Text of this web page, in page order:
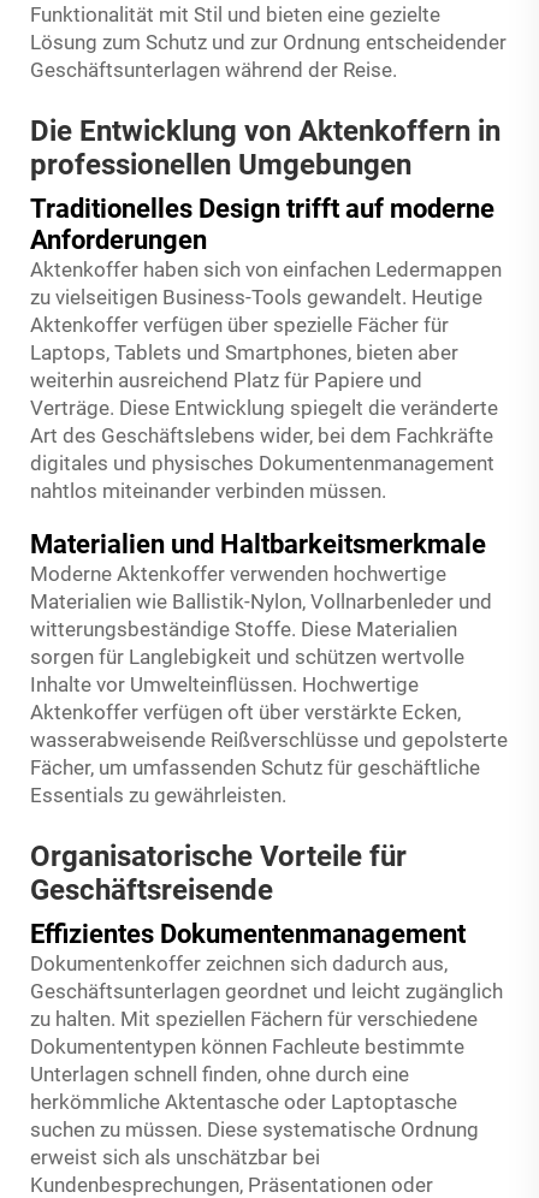
Funktionalität mit Stil und bieten eine gezielte
Lösung zum Schutz und zur Ordnung entscheidender
Geschäftsunterlagen während der Reise.
Die Entwicklung von Aktenkoffern in
professionellen Umgebungen
Traditionelles Design trifft auf moderne
Anforderungen
Aktenkoffer haben sich von einfachen Ledermappen
zu vielseitigen Business-Tools gewandelt. Heutige
Aktenkoffer verfügen über spezielle Fächer für
Laptops, Tablets und Smartphones, bieten aber
weiterhin ausreichend Platz für Papiere und
Verträge. Diese Entwicklung spiegelt die veränderte
Art des Geschäftslebens wider, bei dem Fachkräfte
digitales und physisches Dokumentenmanagement
nahtlos miteinander verbinden müssen.
Materialien und Haltbarkeitsmerkmale
Moderne Aktenkoffer verwenden hochwertige
Materialien wie Ballistik-Nylon, Vollnarbenleder und
witterungsbeständige Stoffe. Diese Materialien
sorgen für Langlebigkeit und schützen wertvolle
Inhalte vor Umwelteinflüssen. Hochwertige
Aktenkoffer verfügen oft über verstärkte Ecken,
wasserabweisende Reißverschlüsse und gepolsterte
Fächer, um umfassenden Schutz für geschäftliche
Essentials zu gewährleisten.
Organisatorische Vorteile für
Geschäftsreisende
Effizientes Dokumentenmanagement
Dokumentenkoffer zeichnen sich dadurch aus,
Geschäftsunterlagen geordnet und leicht zugänglich
zu halten. Mit speziellen Fächern für verschiedene
Dokumententypen können Fachleute bestimmte
Unterlagen schnell finden, ohne durch eine
herkömmliche Aktentasche oder Laptoptasche
suchen zu müssen. Diese systematische Ordnung
erweist sich als unschätzbar bei
Kundenbesprechungen, Präsentationen oder